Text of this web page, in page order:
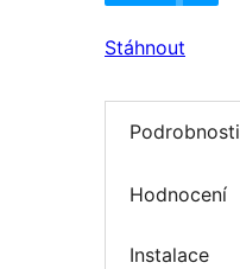
Stáhnout
Podrobnosti
Hodnocení
Instalace